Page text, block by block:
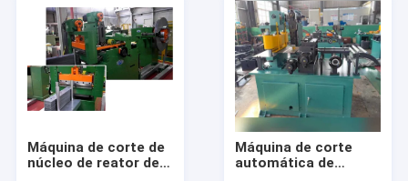
Máquina de corte de
núcleo de reator de
Máquina de corte
automática de